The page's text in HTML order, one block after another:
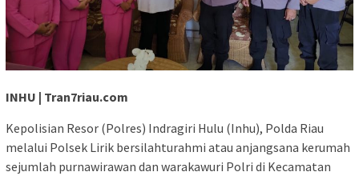
INHU | Tran7riau.com
Kepolisian Resor (Polres) Indragiri Hulu (Inhu), Polda Riau
melalui Polsek Lirik bersilahturahmi atau anjangsana kerumah
sejumlah purnawirawan dan warakawuri Polri di Kecamatan